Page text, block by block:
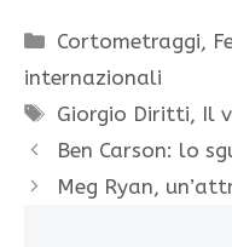
Categorie
Cortometraggi,
internazionali
Tag
Giorgio Diritti, Il
Ben Carson: lo
Meg Ryan,